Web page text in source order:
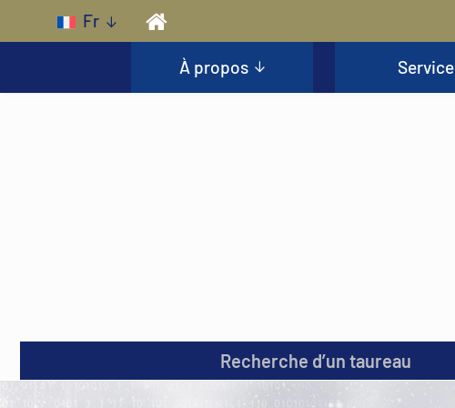
Skip to main content
Fr
À propos Service
Recherche d’un taureau